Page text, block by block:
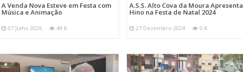
A Venda Nova Esteve em Festa com
Música e Animação
07 Julho 2026 49 K
A.S.S. Alto Cova da Moura Apresenta
Hino na Festa de Natal 2024
27 Dezembro 2024 0 K